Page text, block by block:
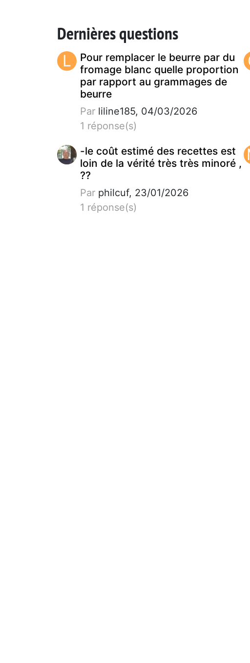
Dernières questions
L
Pour remplacer le beurre par du
fromage blanc quelle proportion
par rapport au grammages de
beurre
Par liline185, 04/03/2026
1 réponse(s)
-le coût estimé des recettes est
loin de la vérité très très minoré ,
??
Par philcuf, 23/01/2026
1 réponse(s)